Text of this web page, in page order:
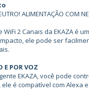
ALIMENTAÇÃO COM
WiFi 2 Canais da EKAZA é
ele pode ser
E POR VOZ
EKAZA, você pode
é compatível com